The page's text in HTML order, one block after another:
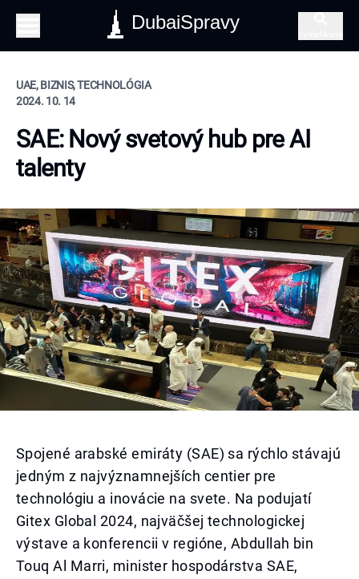
DubaiSpravy
UAE, BIZNIS, TECHNOLÓGIA
2024. 10. 14
SAE: Nový svetový hub pre AI
talenty
Spojené arabské emiráty (SAE) sa rýchlo stávajú
jedným z najvýznamnejších centier pre
technológiu a inovácie na svete. Na podujatí
Gitex Global 2024, najväčšej technologickej
výstave a konferencii v regióne, Abdullah bin
Touq Al Marri, minister hospodárstva SAE,